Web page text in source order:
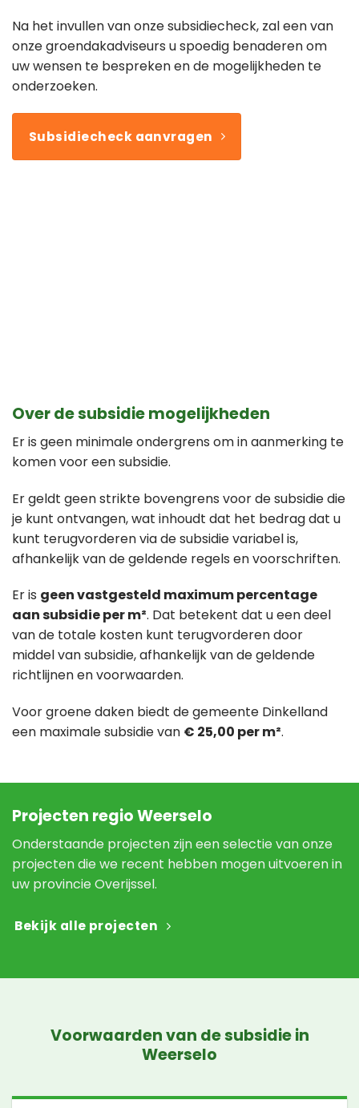
Na het invullen van onze subsidiecheck, zal een van
onze groendakadviseurs u spoedig benaderen om
uw wensen te bespreken en de mogelijkheden te
onderzoeken.
Subsidiecheck aanvragen
Over de subsidie mogelijkheden
Er is geen minimale ondergrens om in aanmerking te
komen voor een subsidie.
Er geldt geen strikte bovengrens voor de subsidie die
je kunt ontvangen, wat inhoudt dat het bedrag dat u
kunt terugvorderen via de subsidie variabel is,
afhankelijk van de geldende regels en voorschriften.
Er is geen vastgesteld maximum percentage
aan subsidie per m². Dat betekent dat u een deel
van de totale kosten kunt terugvorderen door
middel van subsidie, afhankelijk van de geldende
richtlijnen en voorwaarden.
Voor groene daken biedt de gemeente Dinkelland
een maximale subsidie van € 25,00 per m².
Projecten regio Weerselo
Onderstaande projecten zijn een selectie van onze
projecten die we recent hebben mogen uitvoeren in
uw provincie Overijssel.
Bekijk alle projecten
Voorwaarden van de subsidie in
Weerselo